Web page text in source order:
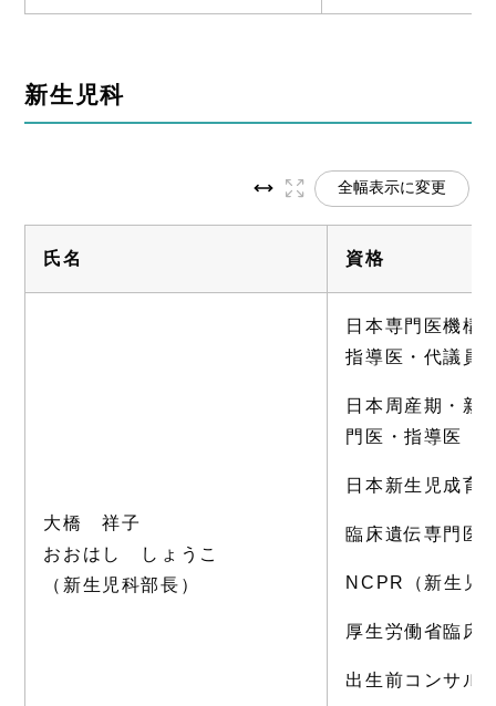
新生児科
全幅表示に変更
氏名 資格
大橋 祥子
おおはし しょうこ
（新生児科部長）
日本専門医機構
指導医・代議員
日本周産期・新
門医・指導医
日本新生児成育
臨床遺伝専門医
NCPR（新生児
厚生労働省臨床
出生前コンサル